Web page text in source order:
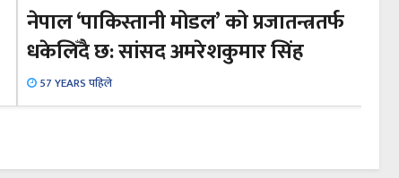
नेपाल ‘पाकिस्तानी मोडल’ को प्रजातन्त्रतर्फ
धकेलिँदै छ: सांसद अमरेशकुमार सिंह
57 YEARS पहिले